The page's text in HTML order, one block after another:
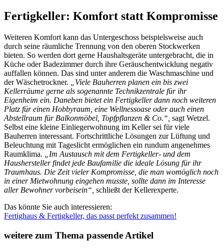
Fertigkeller: Komfort statt Kompromisse
Weiteren Komfort kann das Untergeschoss beispielsweise auch
durch seine räumliche Trennung von den oberen Stockwerken
bieten. So werden dort gerne Haushaltsgeräte untergebracht, die in
Küche oder Badezimmer durch ihre Geräuschentwicklung negativ
auffallen können. Das sind unter anderem die Waschmaschine und
der Wäschetrockner.
„Viele Bauherren planen ein bis zwei
Kellerräume gerne als sogenannte Technikzentrale für ihr
Eigenheim ein. Daneben bietet ein Fertigkeller dann noch weiteren
Platz für einen Hobbyraum, eine Wellnessoase oder auch einen
Abstellraum für Balkonmöbel, Topfpflanzen & Co.“, sagt Wetzel.
Selbst eine kleine Einliegerwohnung im Keller sei für viele
Bauherren interessant. Fortschrittliche Lösungen zur Lüftung und
Beleuchtung mit Tageslicht ermöglichen ein rundum angenehmes
Raumklima.
„Im Austausch mit dem Fertigkeller- und dem
Haushersteller findet jede Baufamilie die ideale Lösung für ihr
Traumhaus. Die Zeit vieler Kompromisse, die man womöglich noch
in einer Mietwohnung eingehen musste, sollte dann im Interesse
aller Bewohner vorbeisein“, schließt der Kellerexperte.
Das könnte Sie auch interessieren:
Fertighaus & Fertigkeller, das passt perfekt zusammen!
weitere zum Thema passende Artikel